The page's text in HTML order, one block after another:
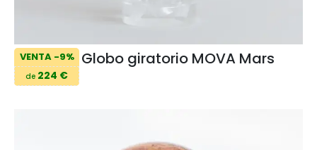
VENTA -9%
de 224 €
Globo giratorio MOVA Mars